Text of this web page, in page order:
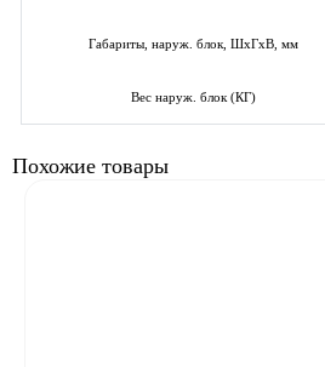
Габариты, наруж. блок, ШхГхВ, мм
Вес наруж. блок (КГ)
Похожие товары